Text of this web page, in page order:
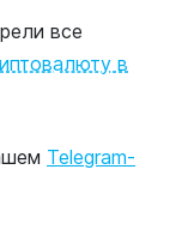
все
в
Telegram-